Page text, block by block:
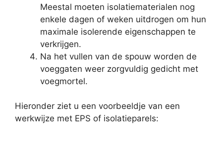
Meestal moeten isolatiematerialen nog
enkele dagen of weken uitdrogen om hun
maximale isolerende eigenschappen te
verkrijgen.
Na het vullen van de spouw worden de
voeggaten weer zorgvuldig gedicht met
voegmortel.
Hieronder ziet u een voorbeeldje van een
werkwijze met EPS of isolatieparels: